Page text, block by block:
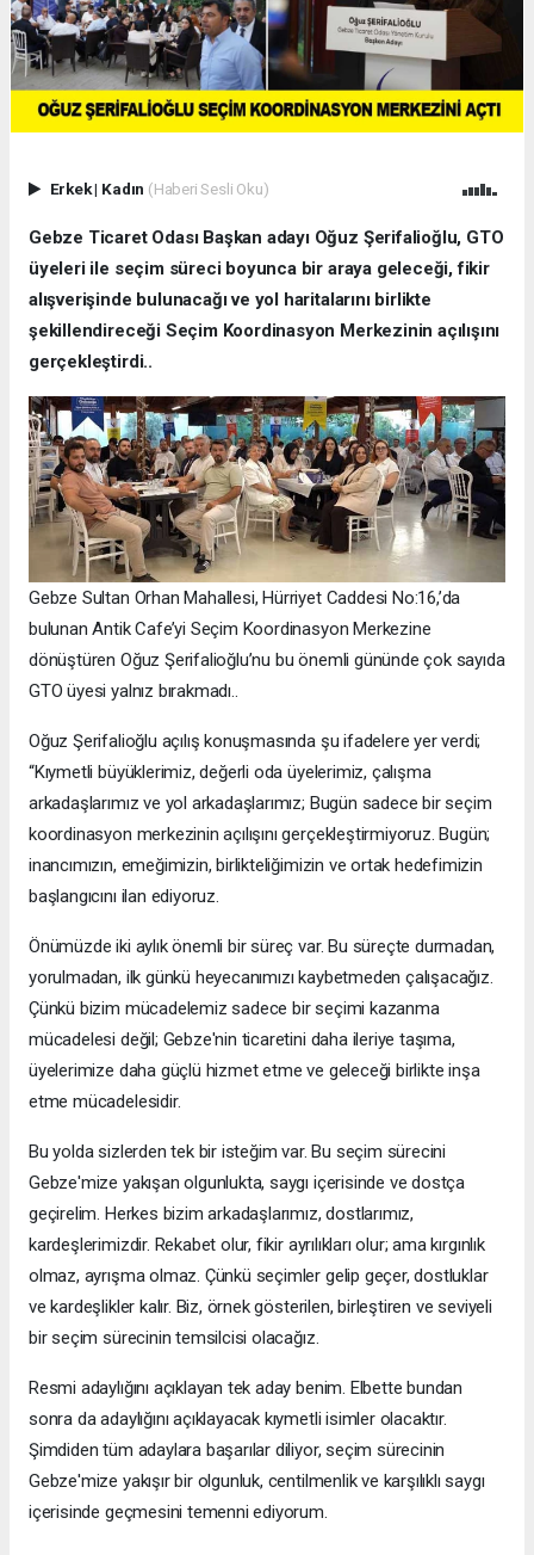
Erkek| Kadın (Haberi Sesli Oku)
Gebze Ticaret Odası Başkan adayı Oğuz Şerifalioğlu, GTO
üyeleri ile seçim süreci boyunca bir araya geleceği, fikir
alışverişinde bulunacağı ve yol haritalarını birlikte
şekillendireceği Seçim Koordinasyon Merkezinin açılışını
gerçekleştirdi..
Gebze Sultan Orhan Mahallesi, Hürriyet Caddesi No:16,’da
bulunan Antik Cafe’yi Seçim Koordinasyon Merkezine
dönüştüren Oğuz Şerifalioğlu’nu bu önemli gününde çok sayıda
GTO üyesi yalnız bırakmadı..
Oğuz Şerifalioğlu açılış konuşmasında şu ifadelere yer verdi;
“Kıymetli büyüklerimiz, değerli oda üyelerimiz, çalışma
arkadaşlarımız ve yol arkadaşlarımız; Bugün sadece bir seçim
koordinasyon merkezinin açılışını gerçekleştirmiyoruz. Bugün;
inancımızın, emeğimizin, birlikteliğimizin ve ortak hedefimizin
başlangıcını ilan ediyoruz.
Önümüzde iki aylık önemli bir süreç var. Bu süreçte durmadan,
yorulmadan, ilk günkü heyecanımızı kaybetmeden çalışacağız.
Çünkü bizim mücadelemiz sadece bir seçimi kazanma
mücadelesi değil; Gebze'nin ticaretini daha ileriye taşıma,
üyelerimize daha güçlü hizmet etme ve geleceği birlikte inşa
etme mücadelesidir.
Bu yolda sizlerden tek bir isteğim var. Bu seçim sürecini
Gebze'mize yakışan olgunlukta, saygı içerisinde ve dostça
geçirelim. Herkes bizim arkadaşlarımız, dostlarımız,
kardeşlerimizdir. Rekabet olur, fikir ayrılıkları olur; ama kırgınlık
olmaz, ayrışma olmaz. Çünkü seçimler gelip geçer, dostluklar
ve kardeşlikler kalır. Biz, örnek gösterilen, birleştiren ve seviyeli
bir seçim sürecinin temsilcisi olacağız.
Resmi adaylığını açıklayan tek aday benim. Elbette bundan
sonra da adaylığını açıklayacak kıymetli isimler olacaktır.
Şimdiden tüm adaylara başarılar diliyor, seçim sürecinin
Gebze'mize yakışır bir olgunluk, centilmenlik ve karşılıklı saygı
içerisinde geçmesini temenni ediyorum.